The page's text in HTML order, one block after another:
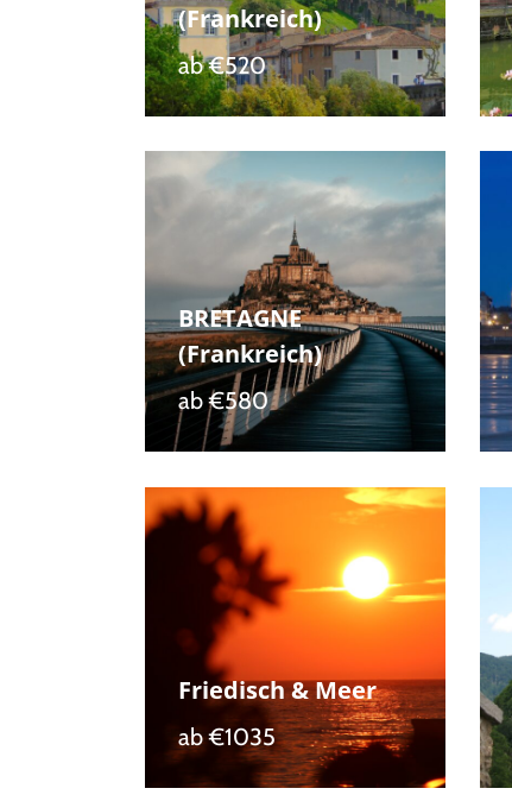
(Frankreich)
ab €520
BRETAGNE
(Frankreich)
ab €580
Friedisch & Meer
ab €1035